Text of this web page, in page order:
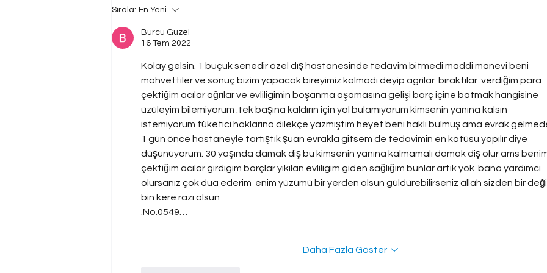
Sırala: En Yeni
Burcu Guzel
16 Tem 2022
Kolay gelsin. 1 buçuk senedir özel dış hastanesinde tedavim bitmedi maddi manevi beni
mahvettiler ve sonuç bizim yapacak bireyimiz kalmadı deyip agrilar  bıraktılar .verdiğim para
çektiğim acılar ağrılar ve evliligimin boşanma aşamasına gelişi borç içine batmak hangisine
üzüleyim bilemiyorum .tek başına kaldırın için yol bulamıyorum kimsenin yanına kalsın
istemiyorum tüketici haklarına dilekçe yazmıştım heyet beni haklı bulmuş ama evrak
1 gün önce hastaneyle tartıştık şuan evrakla gitsem de tedavimin en kötüsü yapılır diye
düşünüyorum. 30 yaşında damak diş bu kimsenin yanına kalmamalı damak diş olur ams
çektiğim acılar girdigim borçlar yıkılan evliligim giden sağlığım bunlar artık yok  bana yardımcı
olursanız çok dua ederim  enim yüzümü bir yerden olsun güldürebilirseniz allah sizden bir değil
bin kere razı olsun
.No.0549…
Daha Fazla Göster